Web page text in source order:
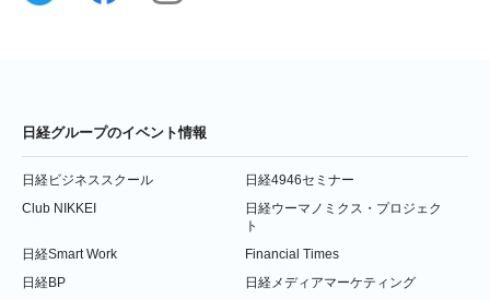
日経グループのイベント情報
日経ビジネススクール
日経4946セミナー
Club NIKKEI
日経ウーマノミクス・プロジェク
ト
日経Smart Work
Financial Times
日経BP
日経メディアマーケティング